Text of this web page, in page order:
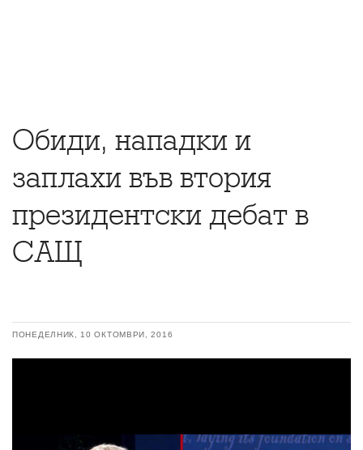
Обиди, нападки и
заплахи във втория
президентски дебат в
САЩ
ПОНЕДЕЛНИК, 10 ОКТОМВРИ, 2016